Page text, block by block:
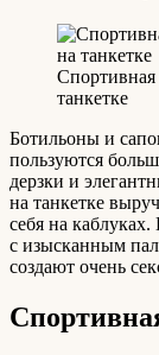
Спортивная
танкетке
Ботильоны и
пользуются
дерзки и
на танкетке
себя на
с изысканным
создают очень